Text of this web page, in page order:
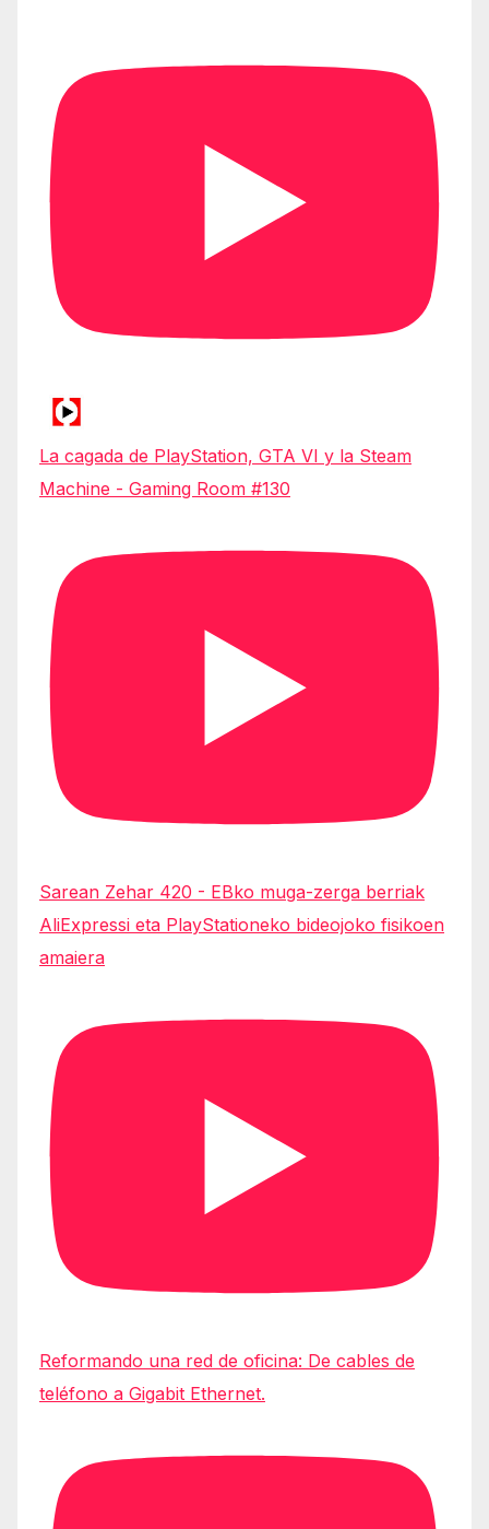
La cagada de PlayStation, GTA VI y la Steam
Machine - Gaming Room #130
Sarean Zehar 420 - EBko muga-zerga berriak
AliExpressi eta PlayStationeko bideojoko fisikoen
amaiera
Reformando una red de oficina: De cables de
teléfono a Gigabit Ethernet.